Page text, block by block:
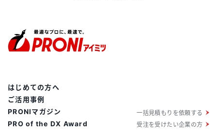
はじめての方へ
ご活用事例
PRONIマガジン
PRO of the DX Award
一括見積もりを依頼する
受注を受けたい企業の方